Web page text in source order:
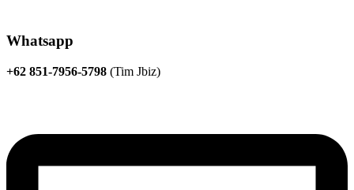
Whatsapp
+62 851-7956-5798 (Tim Jbiz)